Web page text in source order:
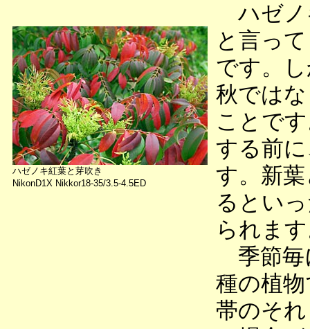
ハゼノキ紅葉と芽吹き
NikonD1X Nikkor18-35/3.5-4.5ED
ハゼノ
と言っ
です。
秋では
ことで
する前
す。新
るとい
られま
季節毎
種の植
帯のそ